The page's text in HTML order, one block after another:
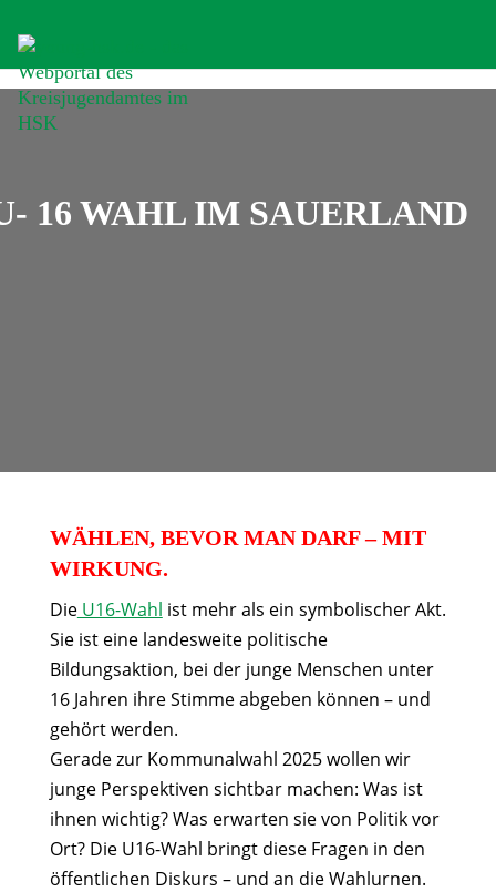
16 WAHL IM SAUERLAND
WÄHLEN, BEVOR MAN DARF – MIT
WIRKUNG.
DieU16-Wahl ist mehr als ein symbolischer Akt.
Sie ist eine landesweite politische
Bildungsaktion, bei der junge Menschen unter
16 Jahren ihre Stimme abgeben können – und
gehört werden.
Gerade zur Kommunalwahl 2025 wollen wir
junge Perspektiven sichtbar machen: Was ist
ihnen wichtig? Was erwarten sie von Politik vor
Ort? Die U16-Wahl bringt diese Fragen in den
öffentlichen Diskurs – und an die Wahlurnen.